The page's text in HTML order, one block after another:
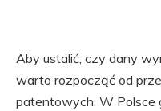
Aby ustalić, czy dany
warto rozpocząć od
patentowych. W Polsce